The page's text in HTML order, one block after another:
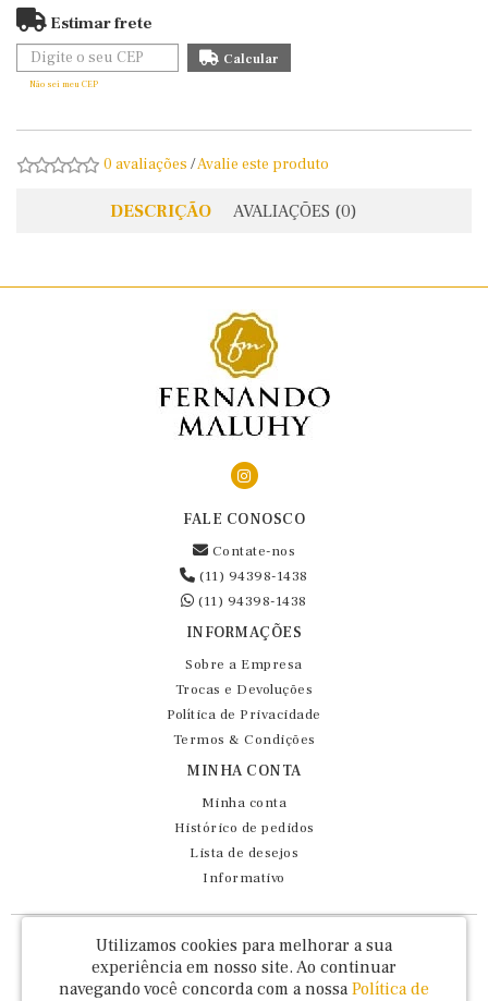
Estimar frete
Não sei meu CEP
0 avaliações /Avalie este produto
DESCRIÇÃO AVALIAÇÕES (0)
FALE CONOSCO
Contate-nos
(11) 94398-1438
(11) 94398-1438
INFORMAÇÕES
Sobre a Empresa
Trocas e Devoluções
Política de Privacidade
Termos & Condições
MINHA CONTA
Minha conta
Histórico de pedidos
Lista de desejos
Informativo
Fernando Maluhy Cia Ltda - CNPJ: 60.458.825/0001-86
Rua Dr Euclydes da Cunha, 47 - Brás - São Paulo / SP - CEP 03016-030
Utilizamos cookies para melhorar a sua
experiência em nosso site. Ao continuar
navegando você concorda com a nossa Política de